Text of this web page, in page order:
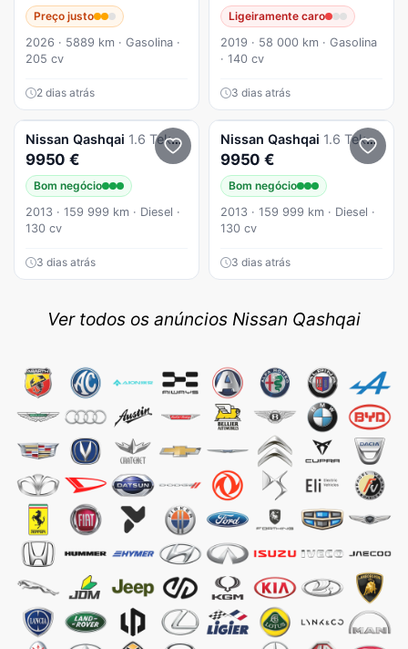
Preço justo
2026 · 5889 km · Gasolina ·
205 cv
2 dias atrás
Ligeiramente caro
2019 · 58 000 km · Gasolina
· 140 cv
3 dias atrás
Nissan Qashqai 1.6 Tekna Premium 360'
9950 €
Bom negócio
2013 · 159 999 km · Diesel ·
130 cv
3 dias atrás
Nissan Qashqai 1.6 Tekna Premium 360'
9950 €
Bom negócio
2013 · 159 999 km · Diesel ·
130 cv
3 dias atrás
Ver todos os anúncios Nissan Qashqai